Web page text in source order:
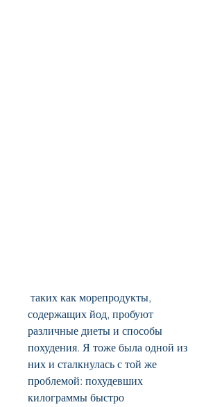
содержащих йод, пробуют
различные диеты и способы
похудения. Я тоже была одной из
них и сталкнулась с той же
проблемой: похудевших
килограммы быстро